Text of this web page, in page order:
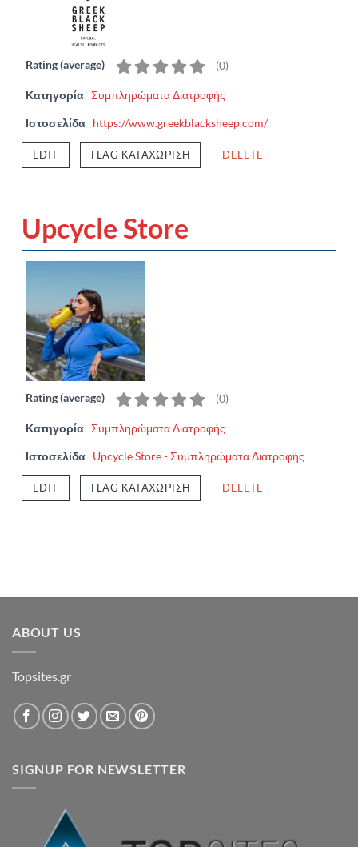
Rating (average) (0)
Κατηγορία Συμπληρώματα Διατροφής
Ιστοσελίδα https://www.greekblacksheep.com/
EDIT FLAG ΚΑΤΑΧΏΡΙΣΗ DELETE
Upcycle Store
Rating (average) (0)
Κατηγορία Συμπληρώματα Διατροφής
Ιστοσελίδα Upcycle Store - Συμπληρώματα Διατροφής
EDIT FLAG ΚΑΤΑΧΏΡΙΣΗ DELETE
ABOUT US
Topsites.gr
SIGNUP FOR NEWSLETTER